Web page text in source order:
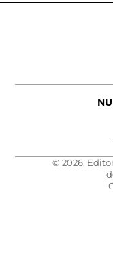
© 2026,